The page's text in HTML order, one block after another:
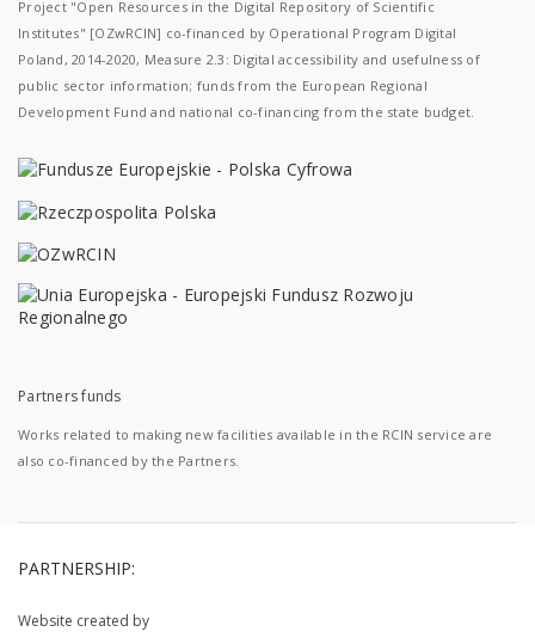
Project "Open Resources in the Digital Repository of Scientific
Institutes" [OZwRCIN] co-financed by Operational Program Digital
Poland, 2014-2020, Measure 2.3: Digital accessibility and usefulness of
public sector information; funds from the European Regional
Development Fund and national co-financing from the state budget.
Partners funds
Works related to making new facilities available in the RCIN service are
also co-financed by the Partners.
PARTNERSHIP:
Website created by